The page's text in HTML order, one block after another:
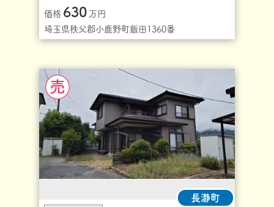
価格 630 万円
埼玉県秩父郡小鹿野町飯田1360番
長瀞町